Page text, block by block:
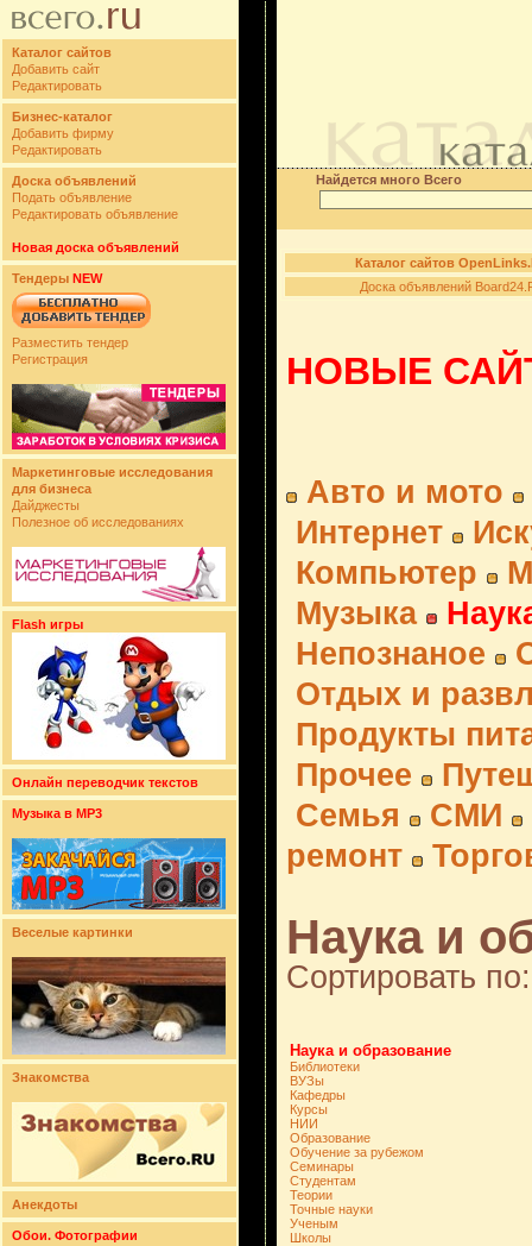
Каталог сайтов
Добавить сайт
Редактировать
Бизнес-каталог
Добавить фирму
Редактировать
Доска объявлений
Подать объявление
Редактировать объявление
Новая доска объявлений
Тендеры NEW
Разместить тендер
Регистрация
Маркетинговые исследования
для бизнеса
Дайджесты
Полезное об исследованиях
Flash игры
Онлайн переводчик текстов
Музыка в MP3
Веселые картинки
Знакомства
Анекдоты
Обои. Фотографии
Найдется много Всего
Каталог сайтов
Доска объявлений
НОВЫЕ
Авто и мото
Интернет
Компьютер
Музыка
Непознаное
Отдых и
Продукты
Прочее
Семья
СМИ
ремонт
Наука и
Сортировать
Наука и образование
Библиотеки
ВУЗы
Кафедры
Курсы
НИИ
Образование
Обучение за рубежом
Семинары
Студентам
Теории
Точные науки
Ученым
Школы